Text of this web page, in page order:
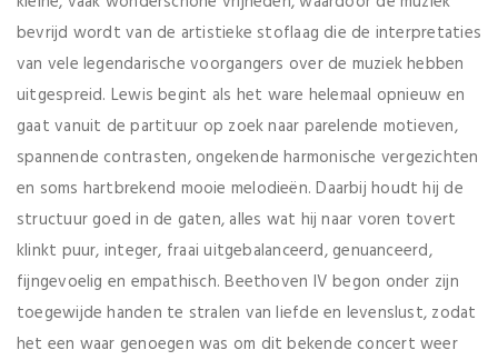
bevrijd wordt van de artistieke stoflaag die de interpretaties
van vele legendarische voorgangers over de muziek hebben
uitgespreid. Lewis begint als het ware helemaal opnieuw en
gaat vanuit de partituur op zoek naar parelende motieven,
spannende contrasten, ongekende harmonische vergezichten
en soms hartbrekend mooie melodieën. Daarbij houdt hij de
structuur goed in de gaten, alles wat hij naar voren tovert
klinkt puur, integer, fraai uitgebalanceerd, genuanceerd,
fijngevoelig en empathisch. Beethoven IV begon onder zijn
toegewijde handen te stralen van liefde en levenslust, zodat
het een waar genoegen was om dit bekende concert weer